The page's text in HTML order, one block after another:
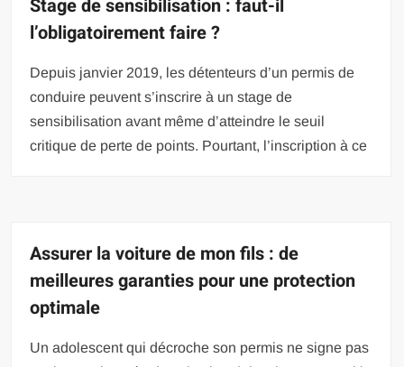
Stage de sensibilisation : faut-il
l’obligatoirement faire ?
Depuis janvier 2019, les détenteurs d’un permis de
conduire peuvent s’inscrire à un stage de
sensibilisation avant même d’atteindre le seuil
critique de perte de points. Pourtant, l’inscription à ce
Assurer la voiture de mon fils : de
meilleures garanties pour une protection
optimale
Un adolescent qui décroche son permis ne signe pas